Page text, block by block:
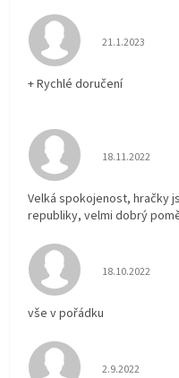
Hodnocení
21.1.2023
+ Rychlé doručení
Hodnocení
18.11.2022
Velká spokojenost, hračky
republiky, velmi dobrý
Hodnocení
18.10.2022
vše v pořádku
Hodnocení
2.9.2022